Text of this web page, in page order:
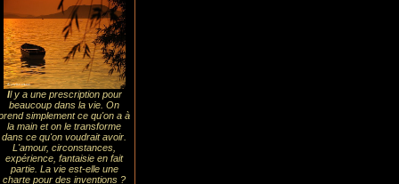
Il y a une prescription pour
beaucoup dans la vie. On
simplement ce qu'on a à
la main et on le transforme
dans ce qu'on voudrait avoir.
L'amour, circonstances,
expérience, fantaisie en fait
partie. La vie est-elle une
charte pour des inventions ?